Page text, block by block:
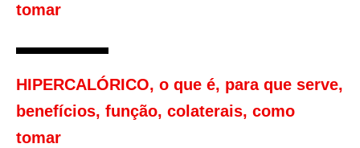
tomar
HIPERCALÓRICO, o que é, para que serve,
benefícios, função, colaterais, como
tomar